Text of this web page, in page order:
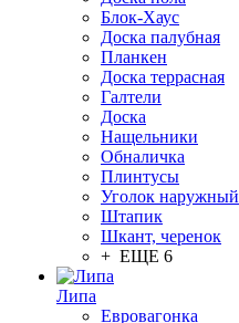
Блок-Хаус
Доска палубная
Планкен
Доска террасная
Галтели
Доска
Нащельники
Обналичка
Плинтусы
Уголок наружный
Штапик
Шкант, черенок
+ ЕЩЕ 6
Липа
Евровагонка